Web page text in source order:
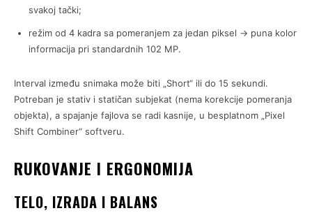
svakoj tački;
režim od 4 kadra sa pomeranjem za jedan piksel → puna kolor
informacija pri standardnih 102 MP.
Interval između snimaka može biti „Short“ ili do 15 sekundi.
Potreban je stativ i statičan subjekat (nema korekcije pomeranja
objekta), a spajanje fajlova se radi kasnije, u besplatnom „Pixel
Shift Combiner“ softveru.
RUKOVANJE I ERGONOMIJA
TELO, IZRADA I BALANS